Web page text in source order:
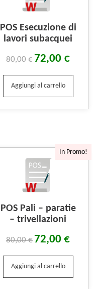
POS Esecuzione di
lavori subacquei
80,00€ 72,00€
Aggiungi al carrello
In Promo!
POS Pali – paratie
– trivellazioni
80,00€ 72,00€
Aggiungi al carrello